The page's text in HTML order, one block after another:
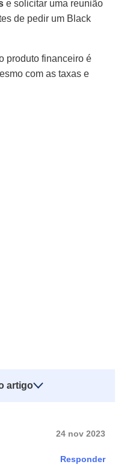
e solicitar uma reunião
de pedir um Black
produto financeiro é
com as taxas e
artigo
24 nov 2023
Responder